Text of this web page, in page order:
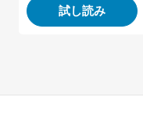
試し読み